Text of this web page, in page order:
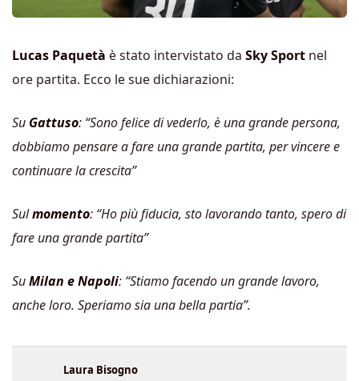
Lucas Paquetà è stato intervistato da Sky Sport nel
ore partita. Ecco le sue dichiarazioni:
Su Gattuso: “Sono felice di vederlo, è una grande persona,
dobbiamo pensare a fare una grande partita, per vincere e
continuare la crescita”
Sulmomento: “Ho più fiducia, sto lavorando tanto, spero di
fare una grande partita”
SuMilan e Napoli: “Stiamo facendo un grande lavoro,
anche loro. Speriamo sia una bella partia”.
Laura Bisogno